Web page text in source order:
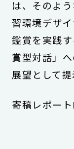
は、そのよ
習環境デザ
鑑賞を実践
賞型対話」
展望として提
寄稿レポー